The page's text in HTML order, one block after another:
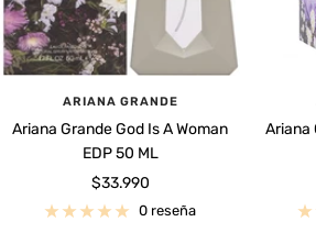
ARIANA GRANDE
Ariana Grande God Is A Woman
EDP 50 ML
Precio
de
$33.990
0 reseña
Ariana